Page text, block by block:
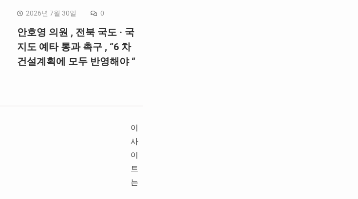
2026년 7월 30일 0
안호영 의원 , 전북 국도 · 국
지도 예타 통과 촉구 , “6 차
건설계획에 모두 반영해야 “
이
사
이
트
는